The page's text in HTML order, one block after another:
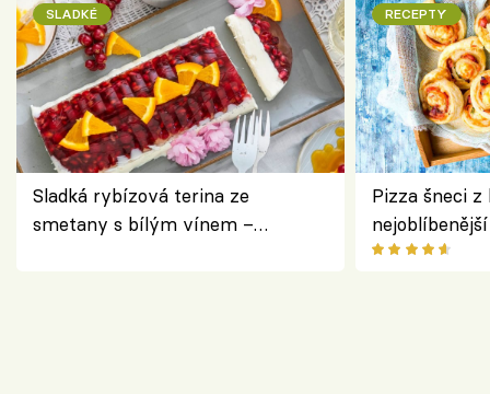
SLADKÉ
Sladká rybízová terina ze
smetany s bílým vínem –
RECEPTY
Pizza šneci